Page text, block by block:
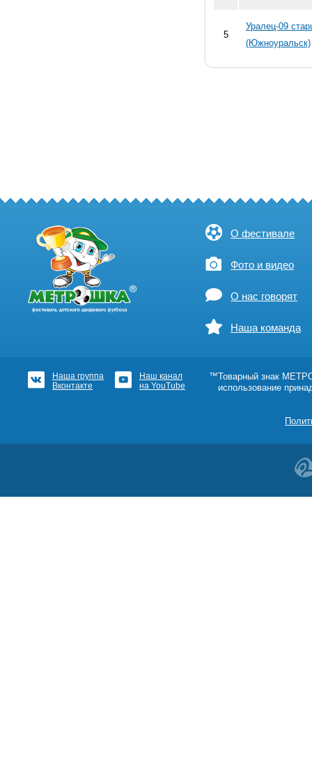
5
Уралец-09
(Южноуральск)
О фестивале
Фото и видео
О нас говорят
Наша команда
Наша группа
Вконтакте
Наш канал
на YouTube
™Товарный знак
использование